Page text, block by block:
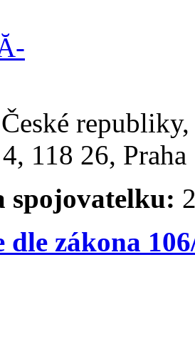
118 26,
spojovatelku:
zákona